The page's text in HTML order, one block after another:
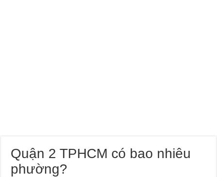
Quận 2 TPHCM có bao nhiêu
phường?